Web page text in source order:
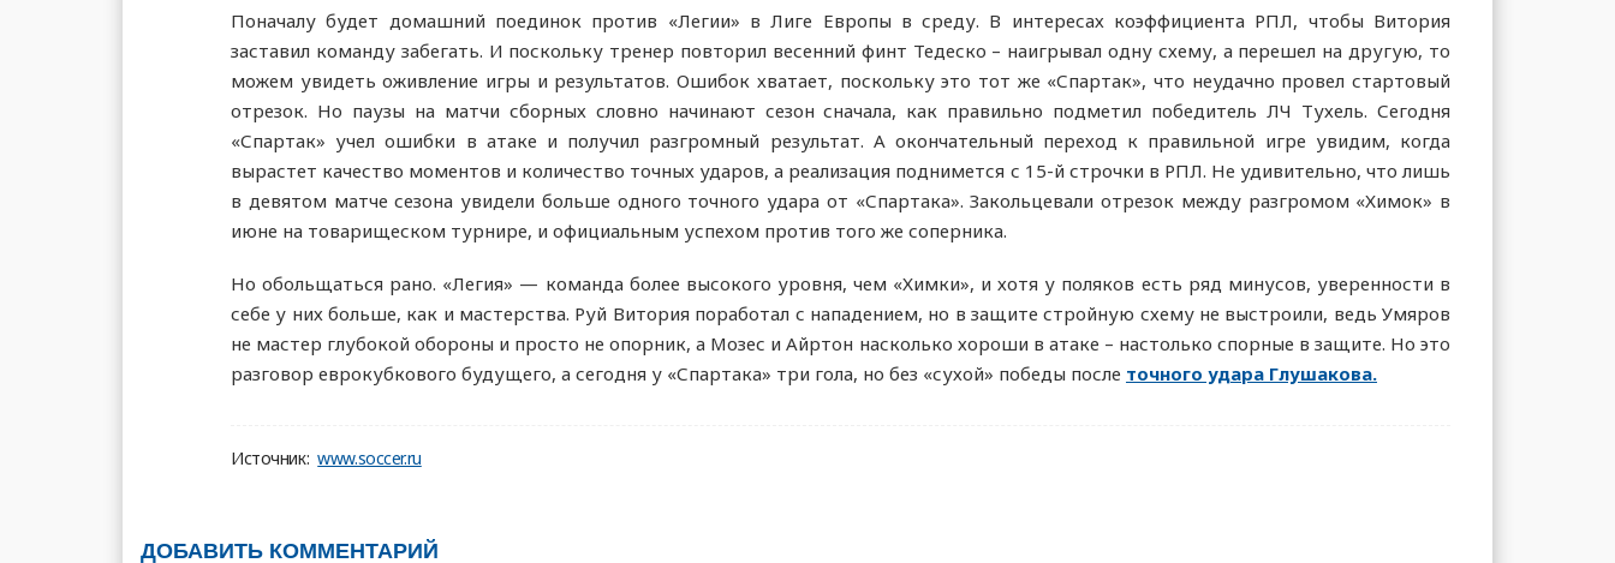
Поначалу будет домашний поединок против «Легии» в Лиге Европы в среду. В интересах коэффициента РПЛ, чтобы Витория
заставил команду забегать. И поскольку тренер повторил весенний финт Тедеско – наигрывал одну схему, а перешел на другую, то
можем увидеть оживление игры и результатов. Ошибок хватает, поскольку это тот же «Спартак», что неудачно провел стартовый
отрезок. Но паузы на матчи сборных словно начинают сезон сначала, как правильно подметил победитель ЛЧ Тухель. Сегодня
«Спартак» учел ошибки в атаке и получил разгромный результат. А окончательный переход к правильной игре увидим, когда
вырастет качество моментов и количество точных ударов, а реализация поднимется с 15-й строчки в РПЛ. Не удивительно, что лишь
в девятом матче сезона увидели больше одного точного удара от «Спартака». Закольцевали отрезок между разгромом «Химок» в
июне на товарищеском турнире, и официальным успехом против того же соперника.
Но обольщаться рано. «Легия» — команда более высокого уровня, чем «Химки», и хотя у поляков есть ряд минусов, уверенности в
себе у них больше, как и мастерства. Руй Витория поработал с нападением, но в защите стройную схему не выстроили, ведь Умяров
не мастер глубокой обороны и просто не опорник, а Мозес и Айртон насколько хороши в атаке – настолько спорные в защите. Но это
разговор еврокубкового будущего, а сегодня у «Спартака» три гола, но без «сухой» победы после точного удара Глушакова.
Источник: www.soccer.ru
ДОБАВИТЬ КОММЕНТАРИЙ